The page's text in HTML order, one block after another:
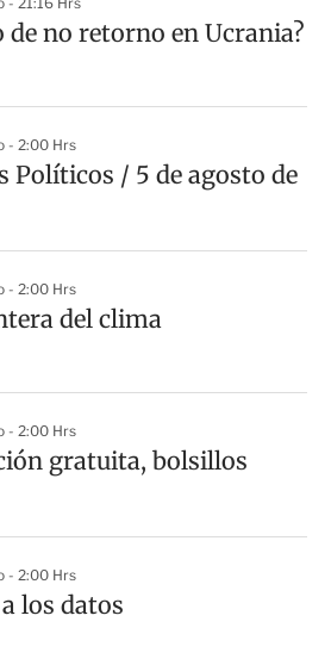
de no retorno en Ucrania?
- 2:00 Hrs
Políticos / 5 de agosto de
- 2:00 Hrs
del clima
- 2:00 Hrs
gratuita, bolsillos
- 2:00 Hrs
los datos